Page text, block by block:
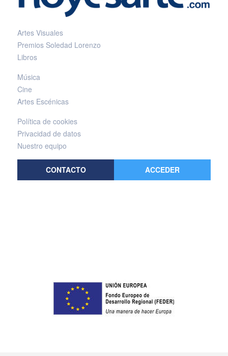
Artes Visuales
Premios Soledad Lorenzo
Libros
Música
Cine
Artes Escénicas
Política de cookies
Privacidad de datos
Nuestro equipo
CONTACTO ACCEDER